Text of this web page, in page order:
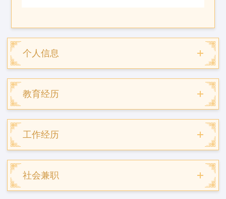
个人信息
教育经历
工作经历
社会兼职